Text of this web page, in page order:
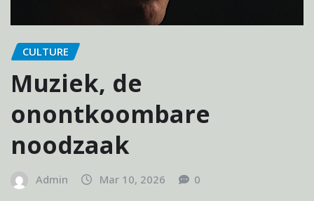
CULTURE
Muziek, de
onontkoombare
noodzaak
Admin Mar 10, 2026 0